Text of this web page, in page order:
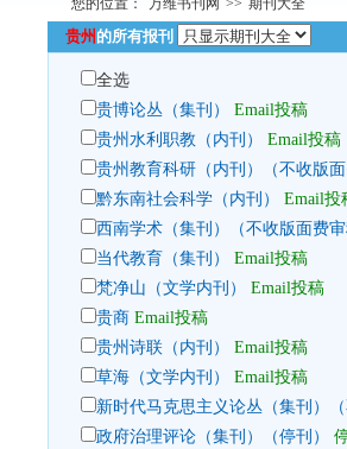
您的位置： 万维书刊网 >> 期刊大全
贵州 的所有报刊
全选
贵博论丛（集刊）
Email投稿
贵州水利职教（内刊）
Email投稿
贵州教育科研（内刊）（不收版
黔东南社会科学（内刊）
Email投
西南学术（集刊）（不收版面费
当代教育（集刊）
Email投稿
梵净山（文学内刊）
Email投稿
贵商 Email投稿
贵州诗联（内刊）
Email投稿
草海（文学内刊）
Email投稿
新时代马克思主义论丛（集刊）
政府治理评论（集刊）（停刊）